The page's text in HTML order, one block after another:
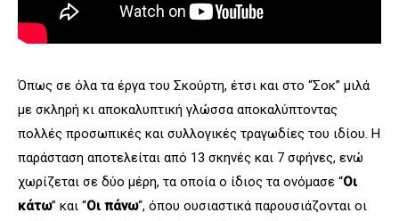
Όπως σε όλα τα έργα του Σκούρτη, έτσι και στο “Σοκ” μιλά
με σκληρή κι αποκαλυπτική γλώσσα αποκαλύπτοντας
πολλές προσωπικές και συλλογικές τραγωδίες του ιδίου. Η
παράσταση αποτελείται από 13 σκηνές και 7 σφήνες, ενώ
χωρίζεται σε δύο μέρη, τα οποία ο ίδιος τα ονόμασε “Οι
κάτω” και “Οι πάνω“, όπου ουσιαστικά παρουσιάζονται οι